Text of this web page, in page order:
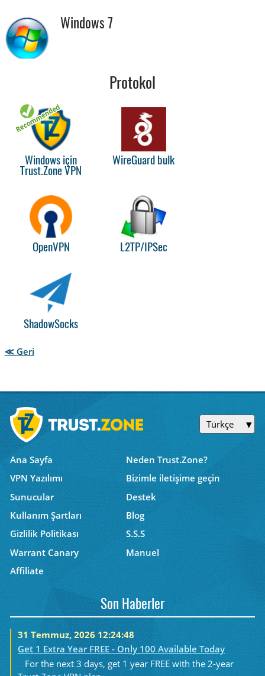
Windows 7
Protokol
Windows için
Trust.Zone VPN
WireGuard bulk
OpenVPN L2TP/IPSec
ShadowSocks
≪ Geri
Türkçe
Ana Sayfa
Neden Trust.Zone?
VPN Yazılımı
Bizimle iletişime geçin
Sunucular
Destek
Kullanım Şartları
Blog
Gizlilik Politikası
S.S.S
Warrant Canary
Manuel
Affiliate
Son Haberler
31 Temmuz, 2026 12:24:48
Get 1 Extra Year FREE - Only 100 Available Today
For the next 3 days, get 1 year FREE with the 2-year